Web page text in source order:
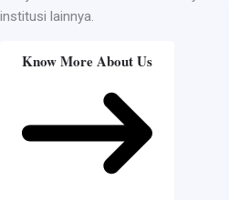
institusi lainnya.
Know More About Us